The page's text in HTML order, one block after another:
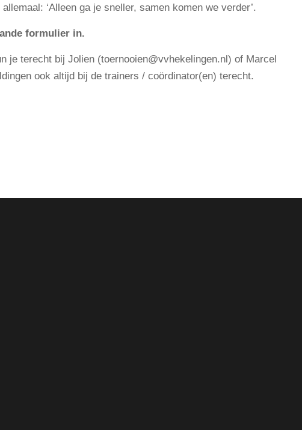
‘Alleen ga je sneller, samen komen we verder’.
formulier in.
je terecht bij Jolien (toernooien@vvhekelingen.nl) of Marcel
ook altijd bij de trainers / coördinator(en) terecht.